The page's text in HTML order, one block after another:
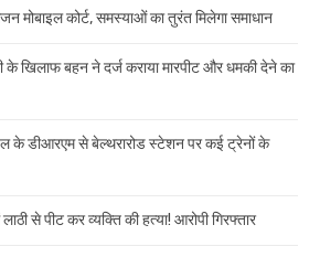
मोबाइल कोर्ट, समस्याओं का तुरंत मिलेगा समाधान
खिलाफ बहन ने दर्ज कराया मारपीट और धमकी देने का
के डीआरएम से बेल्थरारोड स्टेशन पर कई ट्रेनों के
से पीट कर व्यक्ति की हत्या! आरोपी गिरफ्तार